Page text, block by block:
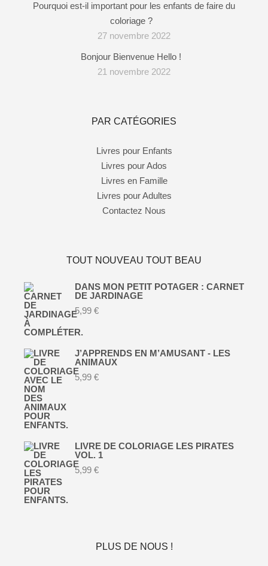
Pourquoi est-il important pour les enfants de faire du
coloriage ?
27 novembre 2022
Bonjour Bienvenue Hello !
21 novembre 2022
PAR CATÉGORIES
Livres pour Enfants
Livres pour Ados
Livres en Famille
Livres pour Adultes
Contactez Nous
TOUT NOUVEAU TOUT BEAU
DANS MON PETIT POTAGER : CARNET
DE JARDINAGE
5,99 €
J’APPRENDS EN M’AMUSANT - LES
ANIMAUX
5,99 €
LIVRE DE COLORIAGE LES PIRATES
VOL. 1
5,99 €
PLUS DE NOUS !